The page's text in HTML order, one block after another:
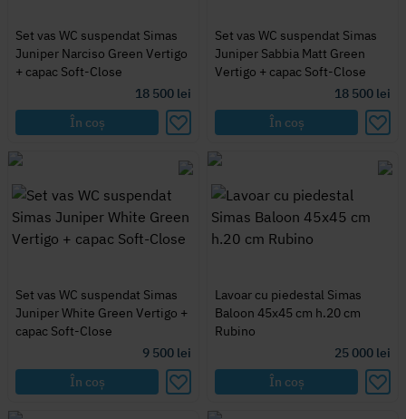
Set vas WC suspendat Simas
Juniper Narciso Green Vertigo
+ capac Soft-Close
18 500 lei
În coș
Set vas WC suspendat Simas
Juniper Sabbia Matt Green
Vertigo + capac Soft-Close
18 500 lei
În coș
Set vas WC suspendat Simas
Juniper White Green Vertigo +
capac Soft-Close
9 500 lei
În coș
Lavoar cu piedestal Simas
Baloon 45x45 cm h.20 cm
Rubino
25 000 lei
În coș